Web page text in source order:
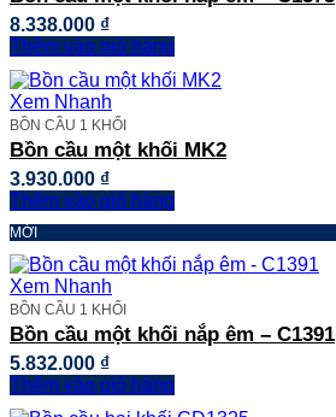
8.338.000 ₫
Thêm vào giỏ hàng
Xem Nhanh
BỒN CẦU 1 KHỐI
Bồn cầu một khối MK2
3.930.000 ₫
Thêm vào giỏ hàng
MỚI
Xem Nhanh
BỒN CẦU 1 KHỐI
Bồn cầu một khối nắp êm – C1391
5.832.000 ₫
Thêm vào giỏ hàng